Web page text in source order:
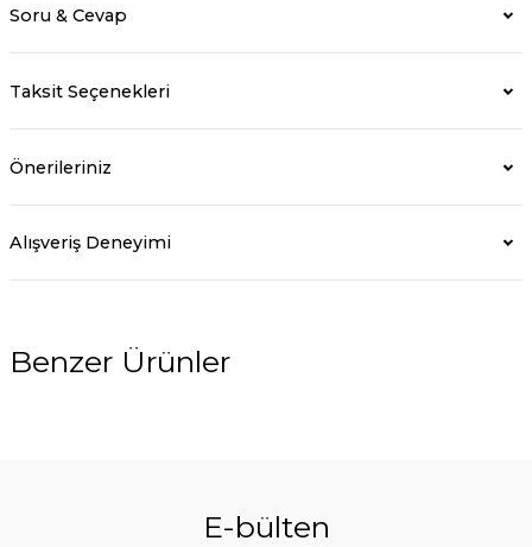
Soru & Cevap
Taksit Seçenekleri
Önerileriniz
Alışveriş Deneyimi
Benzer Ürünler
E-bülten